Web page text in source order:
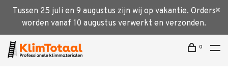
Tussen 25 juli en 9 augustus zijn wij op vakantie. Orders
worden vanaf 10 augustus verwerkt en verzonden.
0